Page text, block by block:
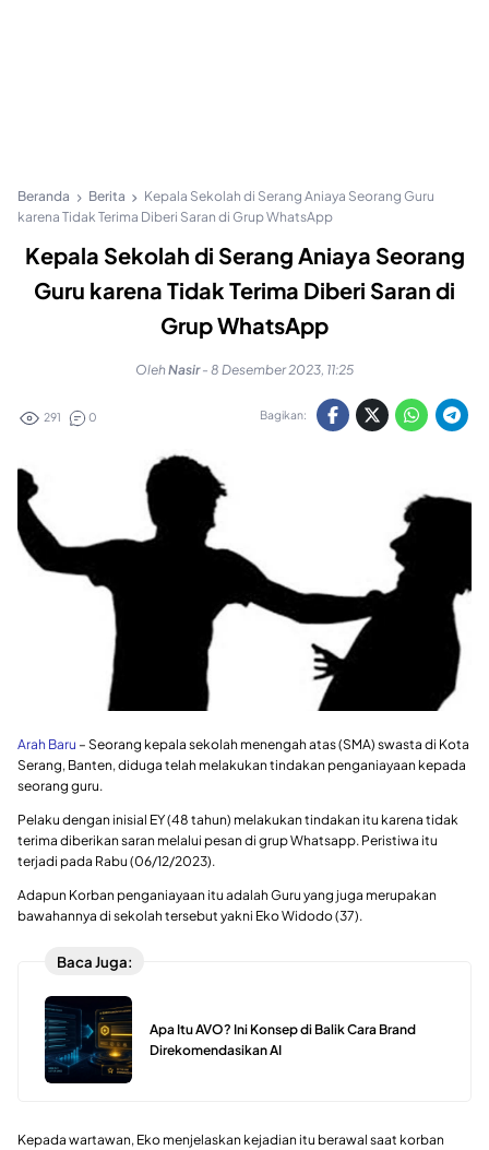
Beranda Berita
Kepala Sekolah di Serang Aniaya Seorang Guru
karena Tidak Terima Diberi Saran di Grup WhatsApp
Kepala Sekolah di Serang Aniaya Seorang
Guru karena Tidak Terima Diberi Saran di
Grup WhatsApp
OlehNasir - 8 Desember 2023, 11:25
291 0 Bagikan:
Arah Baru – Seorang kepala sekolah menengah atas (SMA) swasta di Kota
Serang, Banten, diduga telah melakukan tindakan penganiayaan kepada
seorang guru.
Pelaku dengan inisial EY (48 tahun) melakukan tindakan itu karena tidak
terima diberikan saran melalui pesan di grup Whatsapp. Peristiwa itu
terjadi pada Rabu (06/12/2023).
Adapun Korban penganiayaan itu adalah Guru yang juga merupakan
bawahannya di sekolah tersebut yakni Eko Widodo (37).
Baca Juga:
Apa Itu AVO? Ini Konsep di Balik Cara Brand
Direkomendasikan AI
Kepada wartawan, Eko menjelaskan kejadian itu berawal saat korban